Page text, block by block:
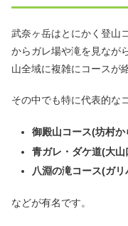
武奈ヶ岳はとにかく登山
からガレ場や滝を見なが
山全域に複雑にコースが
その中でも特に代表的な
御殿山コース(坊村
青ガレ・ダケ道(大
八淵の滝コース(ガ
などが有名です。